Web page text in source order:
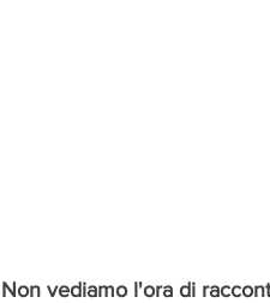
Non vediamo l'ora di